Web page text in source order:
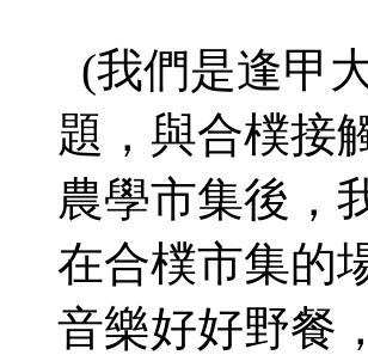
(我們是逢甲
題，與合樸接
農學市集後，
在合樸市集的
音樂好好野餐